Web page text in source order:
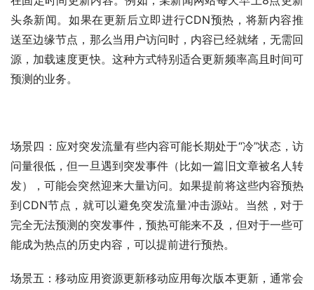
头条新闻。如果在更新后立即进行CDN预热，将新内容推
送至边缘节点，那么当用户访问时，内容已经就绪，无需回
源，加载速度更快。这种方式特别适合更新频率高且时间可
预测的业务。
场景四：应对突发流量有些内容可能长期处于“冷”状态，访
问量很低，但一旦遇到突发事件（比如一篇旧文章被名人转
发），可能会突然迎来大量访问。如果提前将这些内容预热
到CDN节点，就可以避免突发流量冲击源站。当然，对于
完全无法预测的突发事件，预热可能来不及，但对于一些可
能成为热点的历史内容，可以提前进行预热。
场景五：移动应用资源更新移动应用每次版本更新，通常会